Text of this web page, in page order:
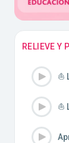
RELIEVE Y
⛵️
⛵️